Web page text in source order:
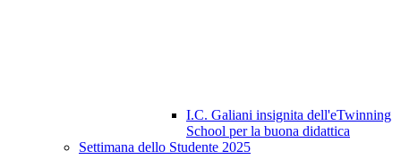
I.C. Galiani insignita dell'eTwinning
School per la buona didattica
Settimana dello Studente 2025